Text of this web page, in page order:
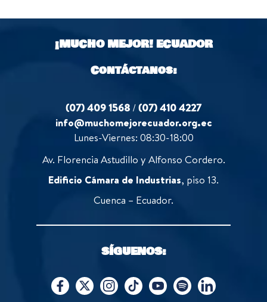
¡MUCHO MEJOR!ECUADOR
Contáctanos:
(07) 409 1568 /(07) 410 4227
info@muchomejorecuador.org.ec
Lunes-Viernes: 08:30-18:00
Av. Florencia Astudillo y Alfonso Cordero.
Edificio Cámara de Industrias, piso 13.
Cuenca – Ecuador.
SÍGUENOS: